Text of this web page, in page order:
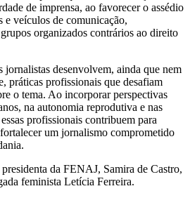
de imprensa, ao favorecer o assédio
veículos de comunicação,
organizados contrários ao direito
jornalistas desenvolvem, ainda que nem
práticas profissionais que desafiam
o tema. Ao incorporar perspectivas
na autonomia reprodutiva e nas
profissionais contribuem para
um jornalismo comprometido
da FENAJ, Samira de Castro,
feminista Letícia Ferreira.